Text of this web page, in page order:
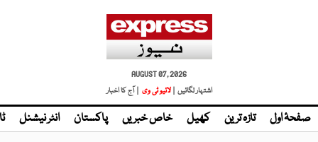
AUGUST 07, 2026
اشتہار لگائیں | لائیو ٹی وی | آج کا اخبار
صفحۂ اول تازہ ترین کھیل خاص خبریں پاکستان انٹر نیشنل